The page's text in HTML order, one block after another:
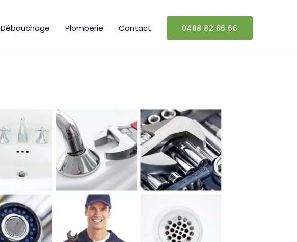
Débouchage Plomberie Contact 0488 82 66 66